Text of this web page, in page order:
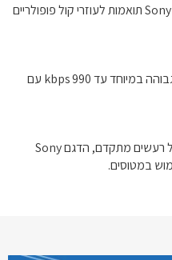
כן, האוזניות Sony 1000X THE COLLEXION תואמות לעוזרי קול פופולריים
LDAC מאפשרת העברת שמע באיכות גבוהה במיוחד עד 990 kbps עם
כן, בזכות אופטימיזציה ללחץ אוויר וביטול רעשים מתקדם, הדגם Sony